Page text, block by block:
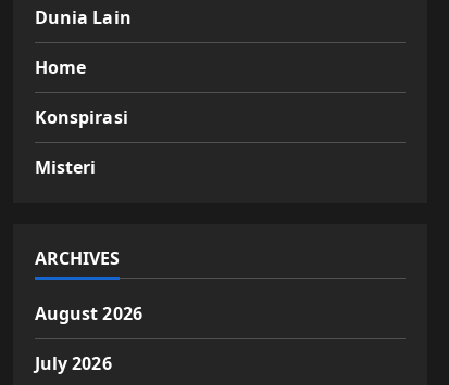
Dunia Lain
Home
Konspirasi
Misteri
ARCHIVES
August 2026
July 2026